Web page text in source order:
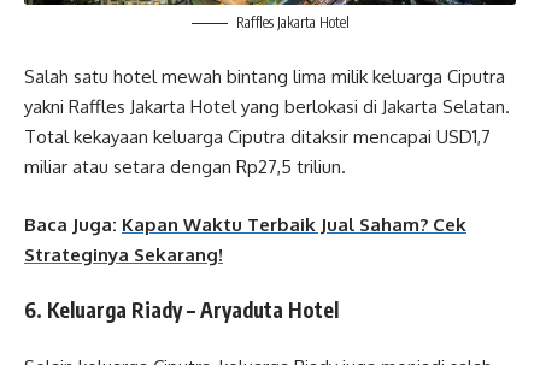
Raffles Jakarta Hotel
Salah satu hotel mewah bintang lima milik keluarga Ciputra
yakni Raffles Jakarta Hotel yang berlokasi di Jakarta Selatan.
Total kekayaan keluarga Ciputra ditaksir mencapai USD1,7
miliar atau setara dengan Rp27,5 triliun.
Baca Juga: Kapan Waktu Terbaik Jual Saham? Cek
Strateginya Sekarang!
6. Keluarga Riady – Aryaduta Hotel